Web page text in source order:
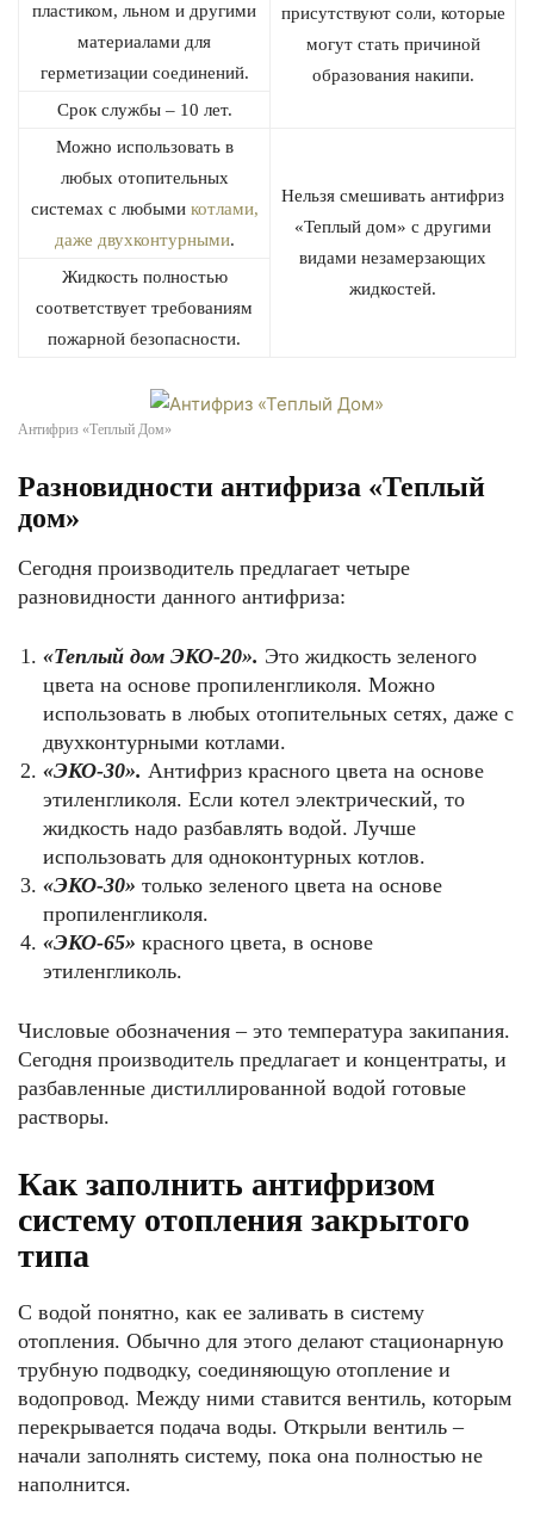
пластиком, льном и другими
материалами для
герметизации соединений.
присутствуют соли, которые
могут стать причиной
образования накипи.
Срок службы – 10 лет.
Можно использовать в
любых отопительных
системах с любыми котлами,
даже двухконтурными.
Нельзя смешивать антифриз
«Теплый дом» с другими
видами незамерзающих
жидкостей.
Жидкость полностью
соответствует требованиям
пожарной безопасности.
Антифриз «Теплый Дом»
Разновидности антифриза «Теплый
дом»
Сегодня производитель предлагает четыре
разновидности данного антифриза:
«Теплый дом ЭКО-20». Это жидкость зеленого
цвета на основе пропиленгликоля. Можно
использовать в любых отопительных сетях, даже с
двухконтурными котлами.
«ЭКО-30». Антифриз красного цвета на основе
этиленгликоля. Если котел электрический, то
жидкость надо разбавлять водой. Лучше
использовать для одноконтурных котлов.
«ЭКО-30» только зеленого цвета на основе
пропиленгликоля.
«ЭКО-65» красного цвета, в основе
этиленгликоль.
Числовые обозначения – это температура закипания.
Сегодня производитель предлагает и концентраты, и
разбавленные дистиллированной водой готовые
растворы.
Как заполнить антифризом
систему отопления закрытого
типа
С водой понятно, как ее заливать в систему
отопления. Обычно для этого делают стационарную
трубную подводку, соединяющую отопление и
водопровод. Между ними ставится вентиль, которым
перекрывается подача воды. Открыли вентиль –
начали заполнять систему, пока она полностью не
наполнится.